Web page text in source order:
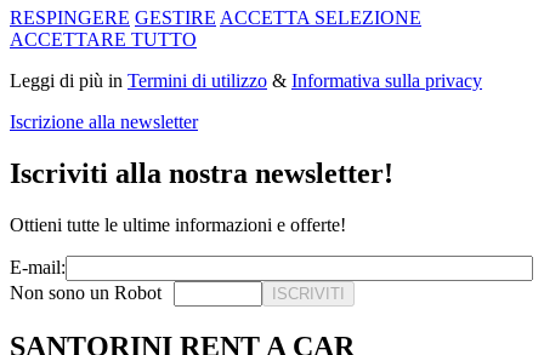
RESPINGERE GESTIRE ACCETTA SELEZIONE
ACCETTARE TUTTO
Leggi di più in Termini di utilizzo & Informativa sulla privacy
Iscrizione alla newsletter
Iscriviti alla nostra newsletter!
Ottieni tutte le ultime informazioni e offerte!
E-mail:
Non sono un Robot
ISCRIVITI
SANTORINI RENT A CAR